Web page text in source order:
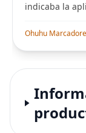
indicaba la